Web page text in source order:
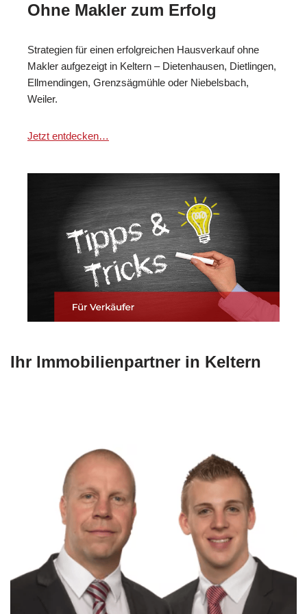
Ohne Makler zum Erfolg
Strategien für einen erfolgreichen Hausverkauf ohne
Makler aufgezeigt in Keltern – Dietenhausen, Dietlingen,
Ellmendingen, Grenzsägmühle oder Niebelsbach,
Weiler.
Jetzt entdecken…
Ihr Immobilienpartner in Keltern